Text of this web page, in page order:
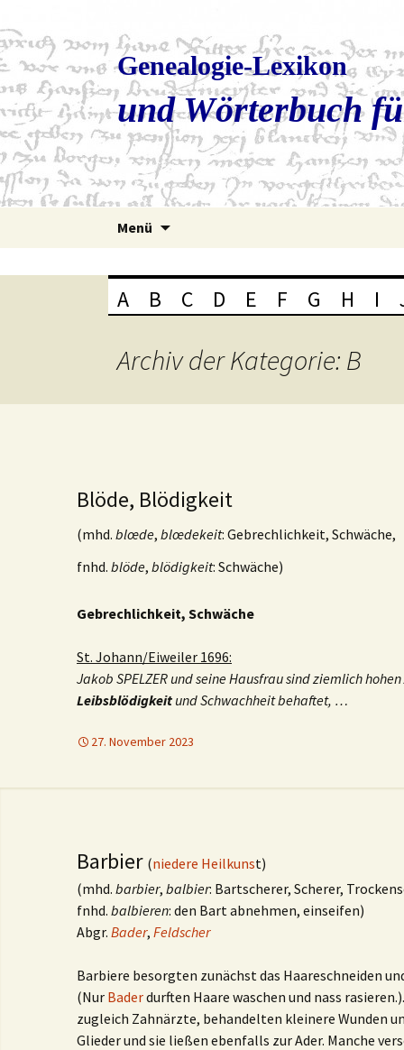
Genealogie-Lexikon
und Wörterbuch
Menü
A B C D E F G H I
Archiv der Kategorie: B
Blöde, Blödigkeit
(mhd. blœde, blœdekeit: Gebrechlichkeit, Schwäche,
fnhd. blöde, blödigkeit: Schwäche)
Gebrechlichkeit, Schwäche
St. Johann/Eiweiler 1696:
Jakob SPELZER und seine Hausfrau sind ziemlich
Leibsblödigkeit und Schwachheit behaftet, …
27. November 2023
Barbier (niedere Heilkunst)
(mhd. barbier, balbier: Bartscherer, Scherer,
fnhd. balbieren: den Bart abnehmen, einseifen)
Abgr. Bader, Feldscher
Barbiere besorgten zunächst das Haareschneiden
(Nur Baderdurften Haare waschen und nass
zugleich Zahnärzte, behandelten kleinere Wunden
Glieder und sie ließen ebenfalls zur Ader. Manche